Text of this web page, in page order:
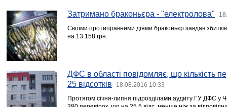
Затримано браконьєра - "електролова"
Своїми протиправними діями браконьєр завдав
на 13 158 грн.
ДФС в області повідомляє, що кількість
25 відсотків
18.08.2016 10:33
Протягом січня-липня підрозділами аудиту ГУ ДФС у